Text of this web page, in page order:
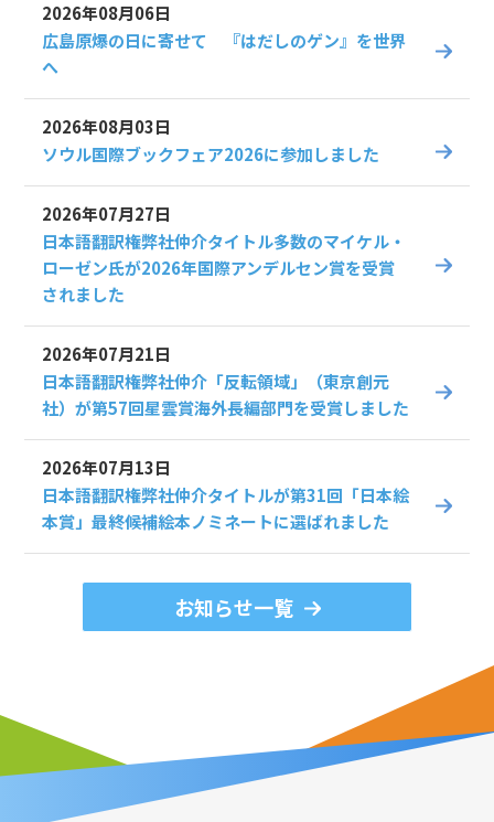
2026年08月06日
広島原爆の日に寄せて 『はだしのゲン』を世界
へ
2026年08月03日
ソウル国際ブックフェア2026に参加しました
2026年07月27日
日本語翻訳権弊社仲介タイトル多数のマイケル・
ローゼン氏が2026年国際アンデルセン賞を受賞
されました
2026年07月21日
日本語翻訳権弊社仲介「反転領域」（東京創元
社）が第57回星雲賞海外長編部門を受賞しました
2026年07月13日
日本語翻訳権弊社仲介タイトルが第31回「日本絵
本賞」最終候補絵本ノミネートに選ばれました
お知らせ一覧